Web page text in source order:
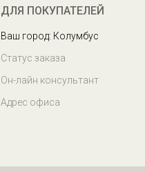
ДЛЯ ПОКУПАТЕЛЕЙ
Ваш город: Колумбус
Статус заказа
Он-лайн консультант
Адрес офиса